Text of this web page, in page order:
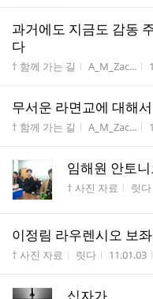
과거에도 지금도 감동
다
게시판명
† 함께 가는 길 작성자
A_M_Zac...
무서운 라면교에 대해
게시판명
† 함께 가는 길 작성자
A_M_Zac...
임해원 안토
게시판명
† 사진 자료 작성
릿다
이정림 라우렌시오 보
게시판명
† 사진 자료 작성자
릿다 작성시간
11.01.03